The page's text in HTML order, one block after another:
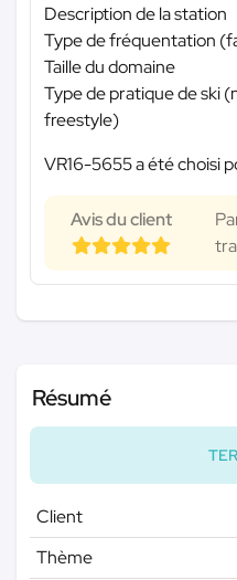
Description de la station
Type de fréquentation
Taille du domaine
Type de pratique de ski
freestyle)
VR16-5655 a été choisi
Avis du client
Résumé
Client
Thème